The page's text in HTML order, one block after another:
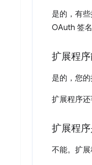
是的，有
OAuth 签
扩展程
是的，您
扩展程序
扩展程
不能。扩